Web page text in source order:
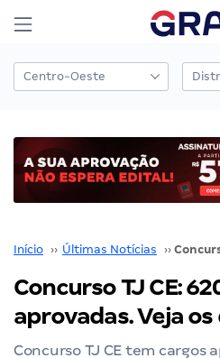
Início ›› Últimas Notícias ››
Concurso TJ CE:
aprovadas. Veja
Concurso TJ CE tem cargos